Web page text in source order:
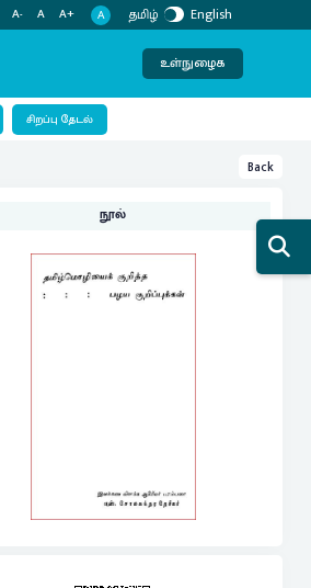
A- A A+ A தமிழ் English
உள்நுழைக
சிறப்பு தேடல்
Back
நூல்